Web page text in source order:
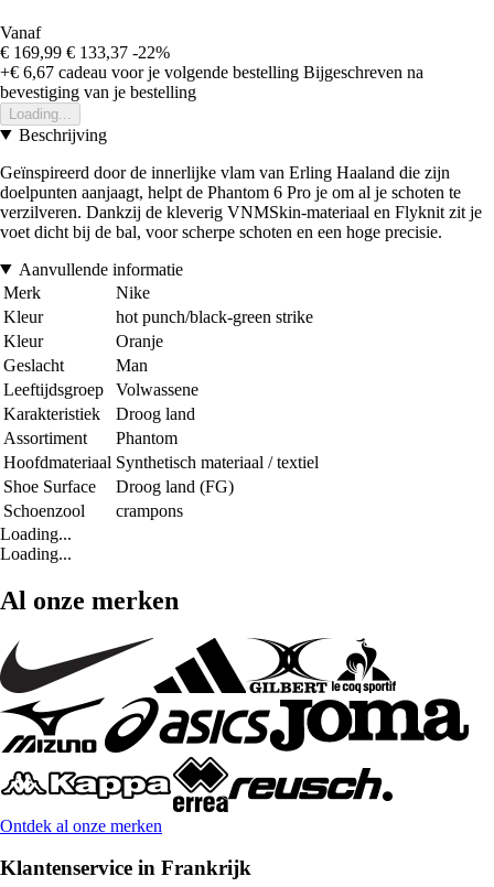
Vanaf
€ 169,99 € 133,37 -22%
+€ 6,67 cadeau voor je volgende bestelling Bijgeschreven na
bevestiging van je bestelling
Loading...
Beschrijving
Geïnspireerd door de innerlijke vlam van Erling Haaland die zijn
doelpunten aanjaagt, helpt de Phantom 6 Pro je om al je schoten te
verzilveren. Dankzij de kleverig VNMSkin-materiaal en Flyknit zit je
voet dicht bij de bal, voor scherpe schoten en een hoge precisie.
Aanvullende informatie
Merk
Nike
Kleur
hot punch/black-green strike
Kleur
Oranje
Geslacht
Man
Leeftijdsgroep
Volwassene
Karakteristiek
Droog land
Assortiment
Phantom
Hoofdmateriaal Synthetisch materiaal / textiel
Shoe Surface
Droog land (FG)
Schoenzool
crampons
Loading...
Loading...
Al onze merken
Ontdek al onze merken
Klantenservice in Frankrijk